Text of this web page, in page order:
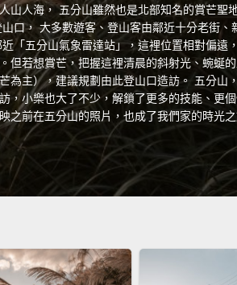
山人海， 五分山雖然也是北部知名的賞芒聖
口， 大多數遊客、登山客由鄰近十分老街、
「五分山氣象雷達站」，這裡位置相對偏遠
但若想賞芒，把握這裡清晨的斜射光、蜿蜒
為主），建議規劃由此登山口造訪。 五分山
，小樂也大了不少，解鎖了更多的技能、更
之前在五分山的照片，也成了我們家的時光之